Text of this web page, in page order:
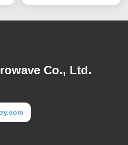
struttura
Co., Ltd.